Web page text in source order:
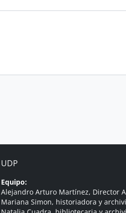
Equipo:
Alejandro Arturo Martínez, Director
Mariana Simon, historiadora y